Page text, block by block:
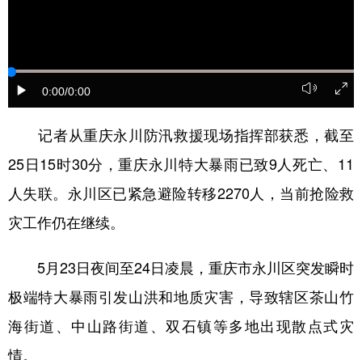
0:00/0:00
记者从重庆永川防汛救援现场指挥部获悉，截至
25日15时30分，重庆永川特大暴雨已致9人死亡、11
人失联。永川区已紧急避险转移2270人，当前抢险救
灾工作仍在继续。
5月23日夜间至24日凌晨，重庆市永川区突发瞬时
极端特大暴雨引发山洪和地质灾害，导致辖区茶山竹
海街道、中山路街道、双石镇等多地出现散点式灾
情。